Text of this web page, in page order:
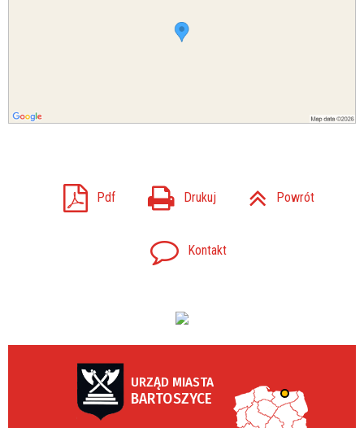
Pdf Drukuj Powrót
Kontakt
URZĄD MIASTA
BARTOSZYCE